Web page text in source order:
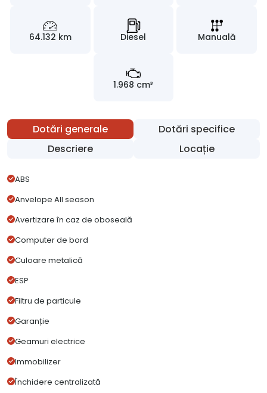
64.132 km Diesel Manuală
1.968 cm³
Dotări generale
Dotări specifice
Descriere
Locație
ABS
Anvelope All season
Avertizare în caz de oboseală
Computer de bord
Culoare metalică
ESP
Filtru de particule
Garanție
Geamuri electrice
Immobilizer
Închidere centralizată